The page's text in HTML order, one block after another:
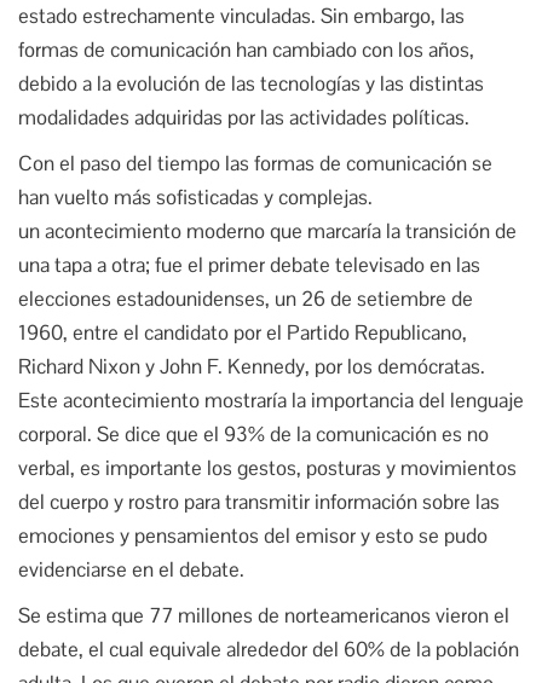
estado estrechamente vinculadas. Sin embargo, las
formas de comunicación han cambiado con los años,
debido a la evolución de las tecnologías y las distintas
modalidades adquiridas por las actividades políticas.
Con el paso del tiempo las formas de comunicación se
han vuelto más sofisticadas y complejas.
un acontecimiento moderno que marcaría la transición de
una tapa a otra; fue el primer debate televisado en las
elecciones estadounidenses, un 26 de setiembre de
1960, entre el candidato por el Partido Republicano,
Richard Nixon y John F. Kennedy, por los demócratas.
Este acontecimiento mostraría la importancia del lenguaje
corporal. Se dice que el 93% de la comunicación es no
verbal, es importante los gestos, posturas y movimientos
del cuerpo y rostro para transmitir información sobre las
emociones y pensamientos del emisor y esto se pudo
evidenciarse en el debate.
Se estima que 77 millones de norteamericanos vieron el
debate, el cual equivale alrededor del 60% de la población